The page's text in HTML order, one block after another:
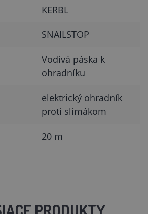
KERBL
SNAILSTOP
Vodivá páska k
ohradníku
elektrický ohradník
proti slimákom
20 m